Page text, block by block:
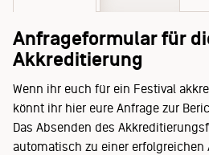
Anfrageformular für
Akkreditierung
Wenn ihr euch für ein Festival
könnt ihr hier eure Anfrage zur
Das Absenden des
automatisch zu einer erfolgreichen